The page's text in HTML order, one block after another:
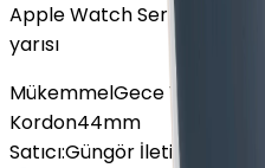
Apple Watch Series 6
yarısı
MükemmelGece Yarısı
Kordon44mm
Satıcı:Güngör İletişim